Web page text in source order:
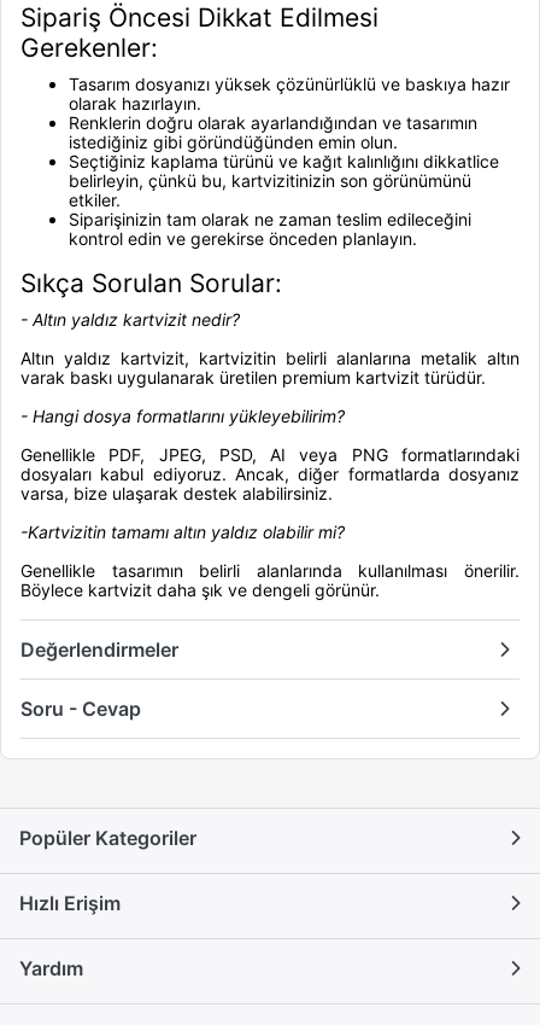
Sipariş Öncesi Dikkat Edilmesi
Gerekenler:
Tasarım dosyanızı yüksek çözünürlüklü ve baskıya hazır
olarak hazırlayın.
Renklerin doğru olarak ayarlandığından ve tasarımın
istediğiniz gibi göründüğünden emin olun.
Seçtiğiniz kaplama türünü ve kağıt kalınlığını dikkatlice
belirleyin, çünkü bu, kartvizitinizin son görünümünü
etkiler.
Siparişinizin tam olarak ne zaman teslim edileceğini
kontrol edin ve gerekirse önceden planlayın.
Sıkça Sorulan Sorular:
- Altın yaldız kartvizit nedir?
Altın yaldız kartvizit, kartvizitin belirli alanlarına metalik altın
varak baskı uygulanarak üretilen premium kartvizit türüdür.
- Hangi dosya formatlarını yükleyebilirim?
Genellikle PDF, JPEG, PSD, AI veya PNG formatlarındaki
dosyaları kabul ediyoruz. Ancak, diğer formatlarda dosyanız
varsa, bize ulaşarak destek alabilirsiniz.
-Kartvizitin tamamı altın yaldız olabilir mi?
Genellikle tasarımın belirli alanlarında kullanılması önerilir.
Böylece kartvizit daha şık ve dengeli görünür.
Değerlendirmeler
Soru - Cevap
Popüler Kategoriler
Hızlı Erişim
Yardım